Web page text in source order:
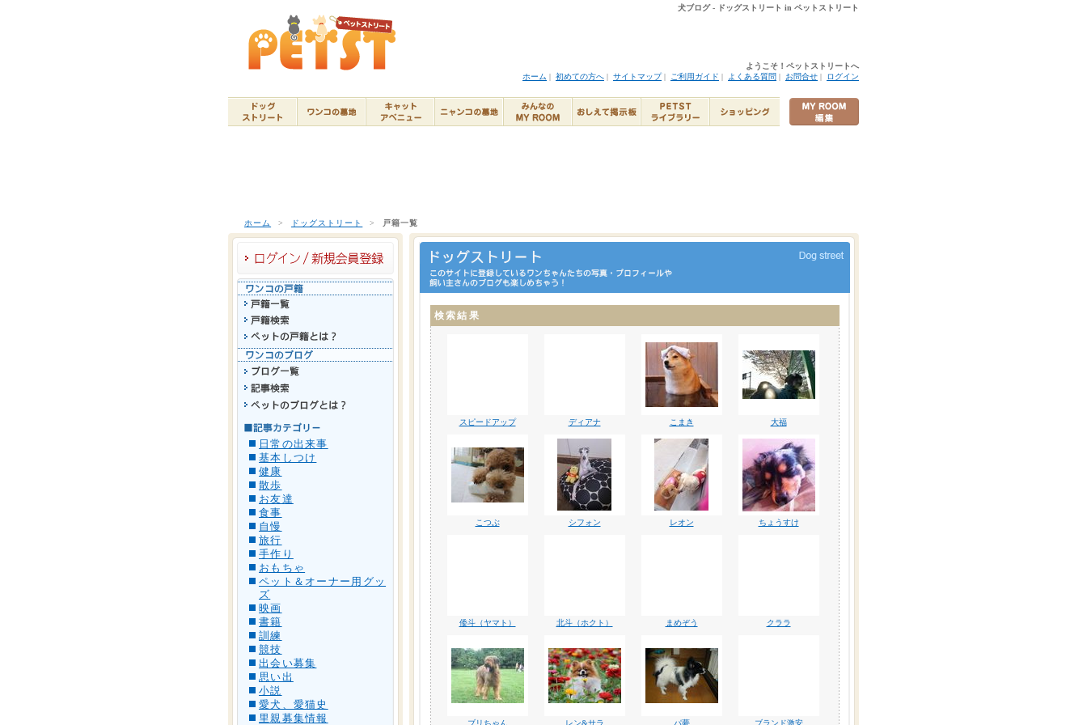
犬ブログ - ドッグストリート in ペットストリート
ようこそ！ペットストリートへ
ホーム | 初めての方へ | サイトマップ| ご利用ガイド | よくある質問 | お問合せ | ログイン
ホーム > ドッグストリート > 戸籍一覧
日常の出来事
基本しつけ
健康
散歩
お友達
食事
自慢
旅行
手作り
おもちゃ
ペット＆オーナー用グッ
ズ
映画
書籍
訓練
競技
出会い募集
思い出
小説
愛犬、愛猫史
里親募集情報
検索結果
スピードアップ ディアナ こまき 大福
こつぶ シフォン レオン ちょうすけ
倭斗（ヤマト） 北斗（ホクト） まめぞう クララ
ブリちゃん レン&サラ パ夢 ブランド激安